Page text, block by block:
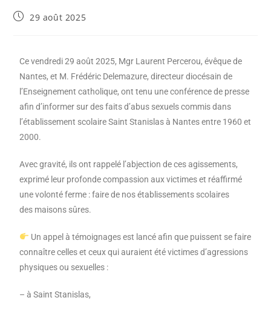
29 août 2025
Ce vendredi 29 août 2025, Mgr Laurent Percerou, évêque de
Nantes, et M. Frédéric Delemazure, directeur diocésain de
l’Enseignement catholique, ont tenu une conférence de presse
afin d’informer sur des faits d’abus sexuels commis dans
l’établissement scolaire Saint Stanislas à Nantes entre 1960 et
2000.
Avec gravité, ils ont rappelé l’abjection de ces agissements,
exprimé leur profonde compassion aux victimes et réaffirmé
une volonté ferme : faire de nos établissements scolaires
des maisons sûres.
Un appel à témoignages est lancé afin que puissent se faire
connaître celles et ceux qui auraient été victimes d’agressions
physiques ou sexuelles :
– à Saint Stanislas,